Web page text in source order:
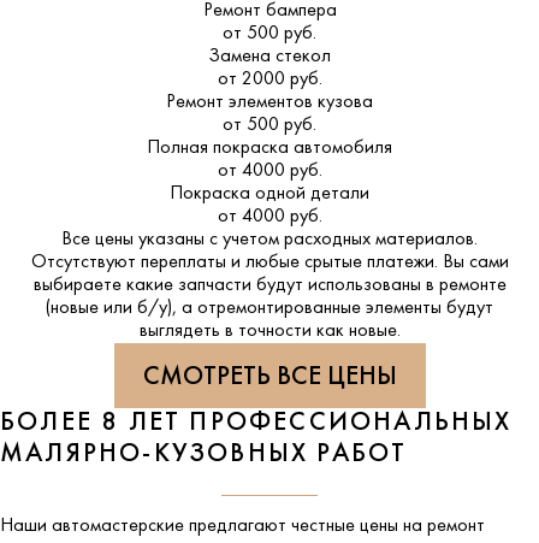
Ремонт бампера
от 500 руб.
Замена стекол
от 2000 руб.
Ремонт элементов кузова
от 500 руб.
Полная покраска автомобиля
от 4000 руб.
Покраска одной детали
от 4000 руб.
Все цены указаны с учетом расходных материалов.
Отсутствуют переплаты и любые срытые платежи. Вы сами
выбираете какие запчасти будут использованы в ремонте
(новые или б/у), а отремонтированные элементы будут
выглядеть в точности как новые.
СМОТРЕТЬ ВСЕ ЦЕНЫ
БОЛЕЕ 8 ЛЕТ ПРОФЕССИОНАЛЬНЫХ
МАЛЯРНО-КУЗОВНЫХ РАБОТ
Наши автомастерские предлагают честные цены на ремонт